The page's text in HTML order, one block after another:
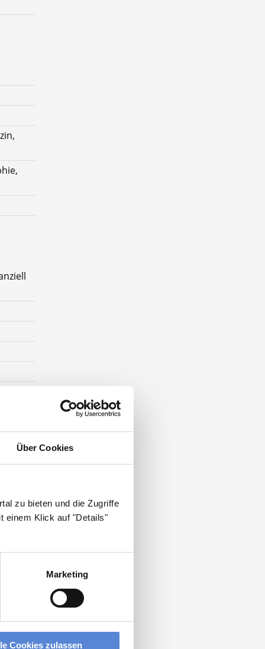
Über Cookies
zu bieten und die Zugriffe
einem Klick auf "Details"
Marketing
Cookies zulassen
DIE